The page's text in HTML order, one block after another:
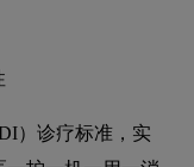
）诊疗标准，实